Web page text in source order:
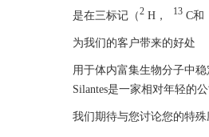
是在三标记（2 H， 13 C和
为我们的客户带来的好处
用于体内富集生物分子中
Silantes是一家相对年轻的
我们期待与您讨论您的特殊